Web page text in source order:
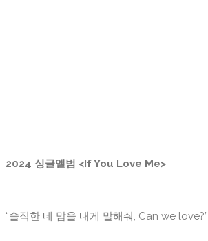
2024 싱글앨범 <If You Love Me>
“솔직한 네 맘을 내게 말해줘, Can we love?”